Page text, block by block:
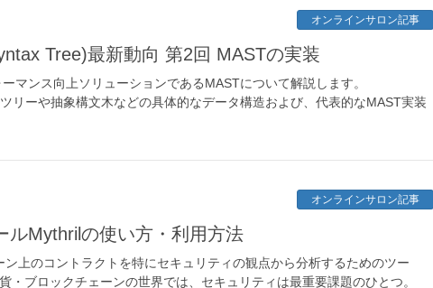
オンラインサロン記事
Tree)最新動向 第2回 MASTの実装
マンス向上ソリューションであるMASTについて解説します。
リーや抽象構文木などの具体的なデータ構造および、代表的なMAST実装
オンラインサロン記事
ルMythrilの使い方・利用方法
上のコントラクトを特にセキュリティの観点から分析するためのツー
・ブロックチェーンの世界では、セキュリティは最重要課題のひとつ。